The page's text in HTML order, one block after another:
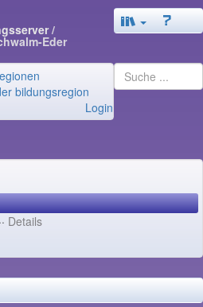
/
Eder
bildungsregion
Login
·· Details